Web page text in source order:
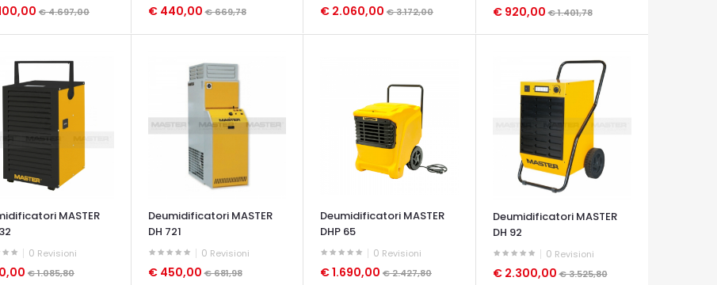
€ 4.697,00
VELOCE
€ 440,00€ 669,78
OCCHIATA VELOCE
€ 2.060,00 € 3.172,00
OCCHIATA VELOCE
€ 920,00€ 1.401,78
OCCHIATA VELOCE
MASTER
0 Revisioni
€ 1.085,80
Deumidificatori MASTER
DH 721
0 Revisioni
€ 450,00€ 681,98
Deumidificatori MASTER
DHP 65
0 Revisioni
€ 1.690,00 € 2.427,80
Deumidificatori MASTER
DH 92
0 Revisioni
€ 2.300,00€ 3.525,80